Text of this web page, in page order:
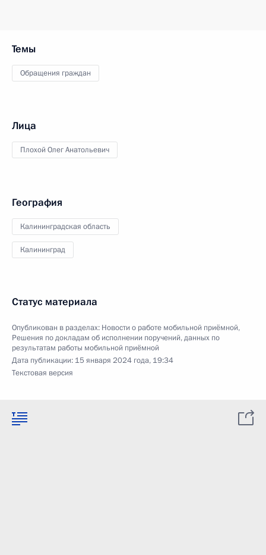
Темы
Обращения граждан
Лица
Плохой Олег Анатольевич
География
Калининградская область
Калининград
Статус материала
Опубликован в разделах: Новости о работе мобильной приёмной,
Решения по докладам об исполнении поручений, данных по
результатам работы мобильной приёмной
Дата публикации: 15 января 2024 года, 19:34
Текстовая версия